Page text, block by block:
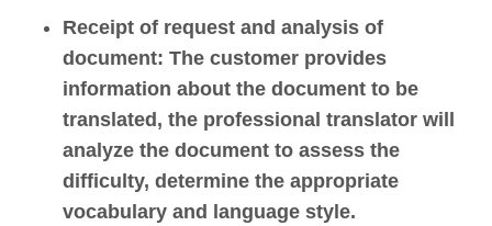
Receipt of request and analysis of
document: The customer provides
information about the document to be
translated, the professional translator will
analyze the document to assess the
difficulty, determine the appropriate
vocabulary and language style.